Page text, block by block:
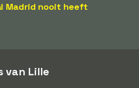
Madrid nooit heeft
van Lille